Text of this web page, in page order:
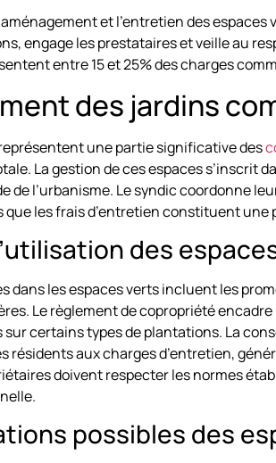
et l’entretien des espaces
engage les prestataires et veille au
entre 15 et 25% des charges
des jardins
une partie significative des
La gestion de ces espaces s’inscrit
de l’urbanisme. Le syndic coordonne
les frais d’entretien constituent une
des
dans les espaces verts incluent les
Le règlement de copropriété encadre
certains types de plantations. La
résidents aux charges d’entretien,
doivent respecter les normes
possibles des